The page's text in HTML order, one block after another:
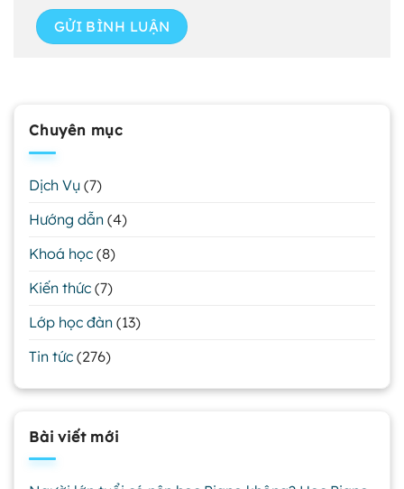
Chuyên mục
Dịch Vụ (7)
Hướng dẫn (4)
Khoá học (8)
Kiến thức (7)
Lớp học đàn (13)
Tin tức (276)
Bài viết mới